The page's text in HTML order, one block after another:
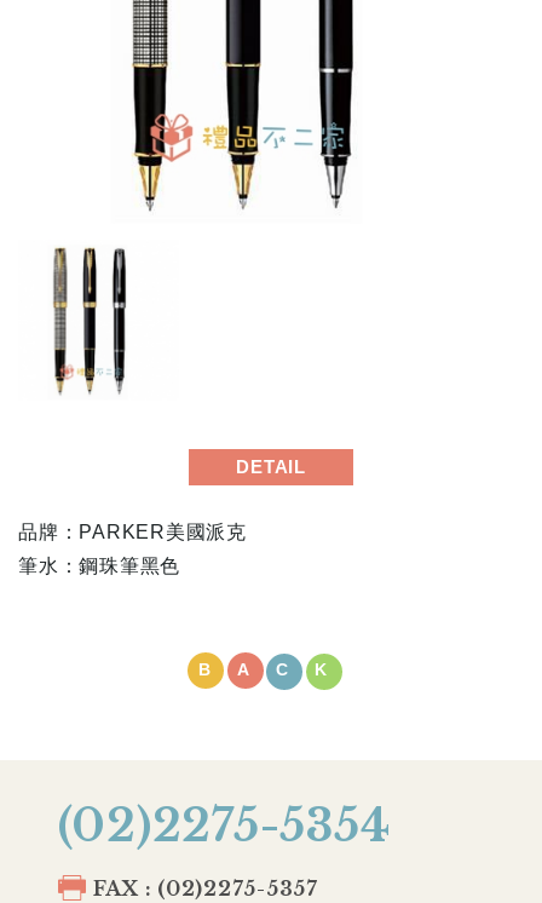
DETAIL
品牌：PARKER美國派克
筆水：鋼珠筆黑色
BACK
(02)2275-5354
FAX : (02)2275-5357